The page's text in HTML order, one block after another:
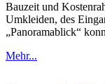
Bauzeit und
Umkleiden, des
„Panoramablick“
Mehr...